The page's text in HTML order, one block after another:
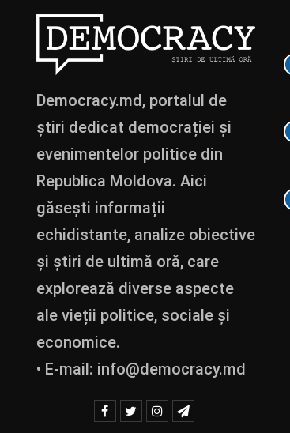
Democracy.md, portalul de
știri dedicat democrației și
evenimentelor politice din
Republica Moldova. Aici
găsești informații
echidistante, analize obiective
și știri de ultimă oră, care
explorează diverse aspecte
ale vieții politice, sociale și
economice.
• E-mail: info@democracy.md